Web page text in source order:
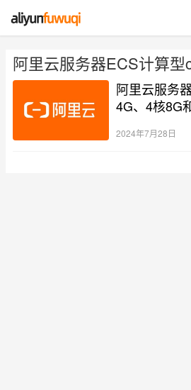
阿里云服务器ECS计算型
阿里云服务
4G、4核8G
2024年7月28日